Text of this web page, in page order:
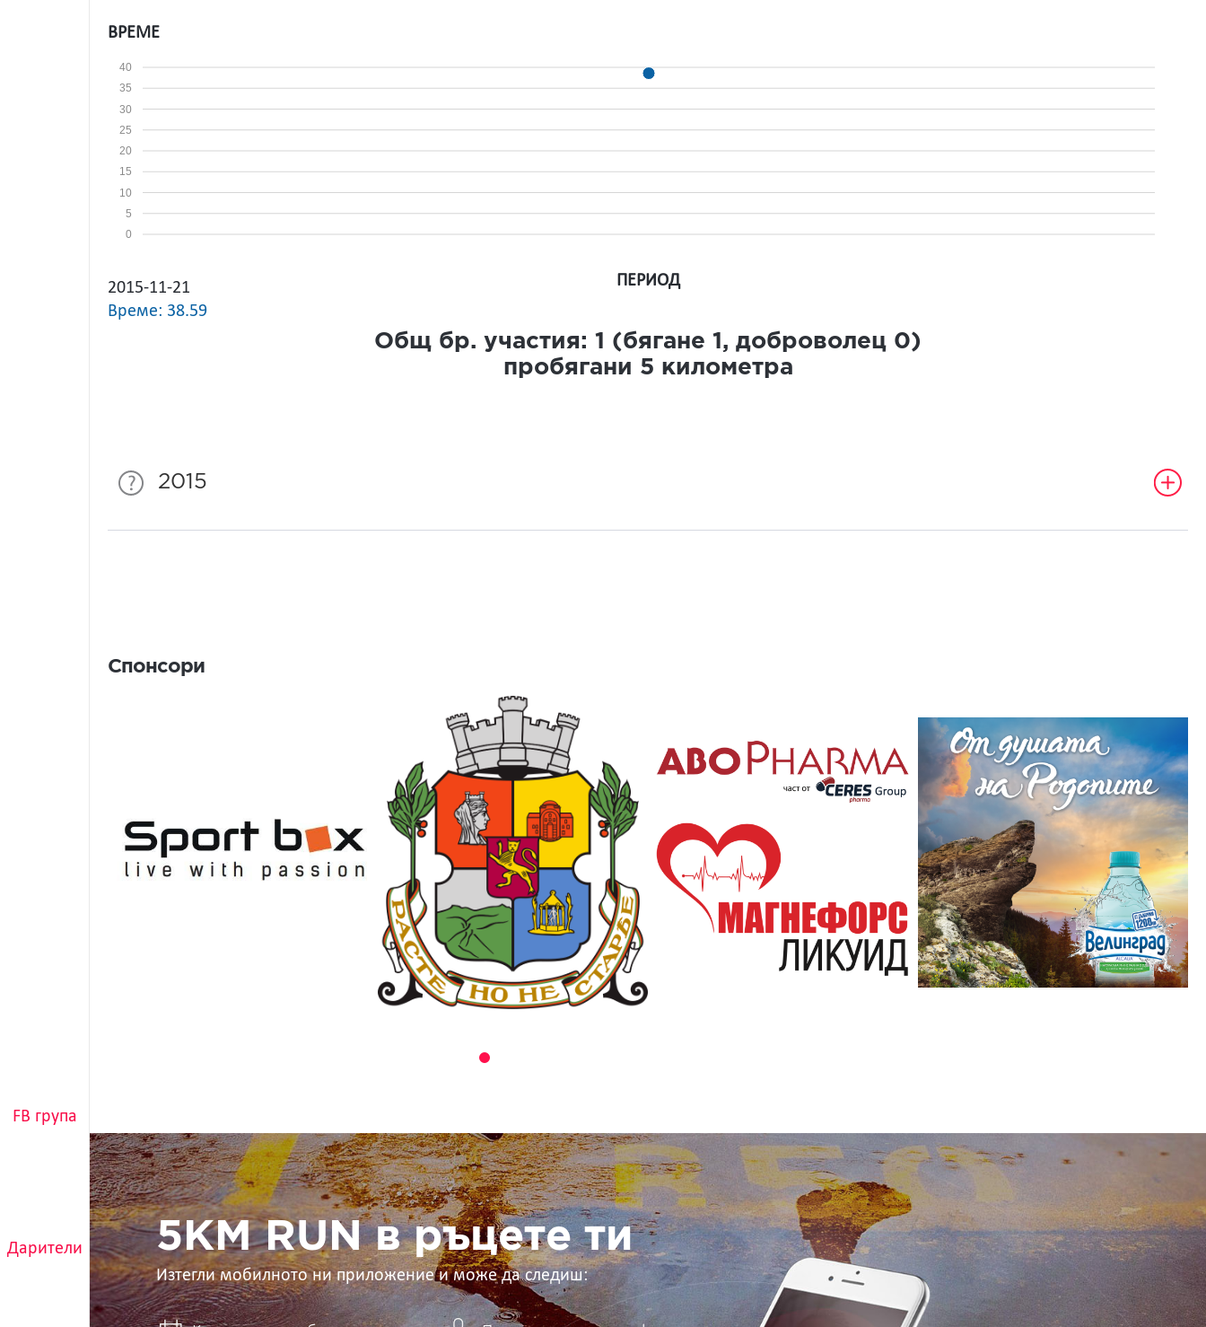
FB група
Дарители
ВРЕМЕ
0
5
10
15
20
25
30
35
40
2015-11-21
Време: 38.59
ПЕРИОД
Общ бр. участия: 1 (бягане 1 , доброволец 0)
пробягани 5 километра
2015
Спонсори
5KM
RUN
в
ръцете
ти
5KM RUN в ръцете ти
Изтегли мобилното ни приложение и може да следиш: